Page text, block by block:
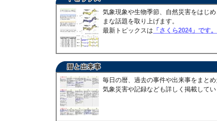
気象現象や生物季節、自然災害をはじ
まな話題を取り上げます。
最新トピックスは 「さくら2024」です。
毎日の暦、過去の事件や出来事をまと
気象災害や記録なども詳しく掲載して